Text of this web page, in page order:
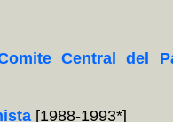
Central del
[1988-1993*]